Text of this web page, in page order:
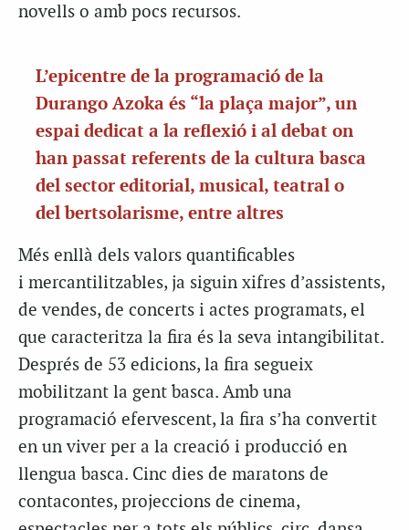
novells o amb pocs recursos.
L’epicentre de la programació de la
Durango Azoka és “la plaça major”, un
espai dedicat a la reflexió i al debat on
han passat referents de la cultura basca
del sector editorial, musical, teatral o
del bertsolarisme, entre altres
Més enllà dels valors quantificables
i mercantilitzables, ja siguin xifres d’assistents,
de vendes, de concerts i actes programats, el
que caracteritza la fira és la seva intangibilitat.
Després de 53 edicions, la fira segueix
mobilitzant la gent basca. Amb una
programació efervescent, la fira s’ha convertit
en un viver per a la creació i producció en
llengua basca. Cinc dies de maratons de
contacontes, projeccions de cinema,